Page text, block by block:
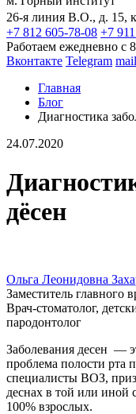
26-я линия В.О., д.
+7 812 605-78-08 +7
Работаем ежедневно с
Вконтакте Telegram
Главная
Блог
Диагностика
24.07.2020
дёсен
Ольга Леонидовна
Заместитель главного
Врач-стоматолог,
пародонтолог
Заболевания десен —
проблема полости рта
специалисты ВОЗ,
деснах в той или иной
100% взрослых.